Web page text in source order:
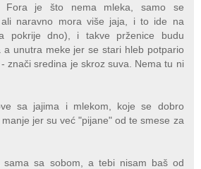
Fora je što nema mleka, samo se
naravno mora više jaja, i to ide na
pokrije dno), i takve prženice budu
a unutra meke jer se stari hleb potpario
znači sredina je skroz suva. Nema tu ni
sa jajima i mlekom, koje se dobro
jer su već "pijane" od te smese za
sama sa sobom, a tebi nisam baš od